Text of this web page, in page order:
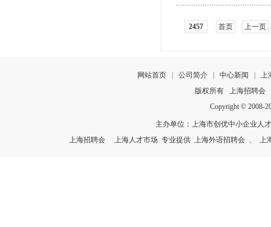
2457 首页 上一页
网站首页 公司简介 中心新闻
上
版权所有
上海招聘会
Copyright © 2008-
主办单位：上海市创优中小企业人
上海招聘会
上海人才市场 专业提供 上海外语招聘会 、 上